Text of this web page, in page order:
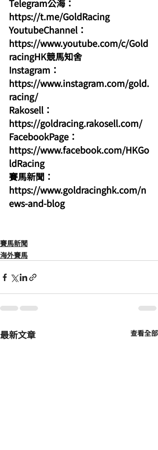
Telegram公海：
https://t.me/GoldRacing
YoutubeChannel：
https://www.youtube.com/c/Gold
racingHK競馬知舍
Instagram：
https://www.instagram.com/gold.
racing/
Rakosell：
https://goldracing.rakosell.com/
FacebookPage：
https://www.facebook.com/HKGo
ldRacing
賽馬新聞：
https://www.goldracinghk.com/n
ews-and-blog
賽馬新聞
海外賽馬
最新文章 查看全部